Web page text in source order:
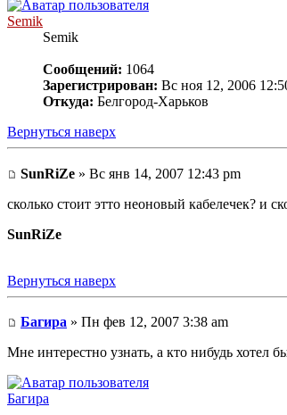
Semik
Semik
Сообщений: 1064
Зарегистрирован: Вс ноя 12, 2006
Откуда: Белгород-Харьков
Вернуться наверх
SunRiZe » Вс янв 14, 2007 12:43 pm
сколько стоит этто неоновый кабелечек? и
SunRiZe
Вернуться наверх
Багира » Пн фев 12, 2007 3:38 am
Мне интерестно узнать, а кто нибудь хотел
Багира